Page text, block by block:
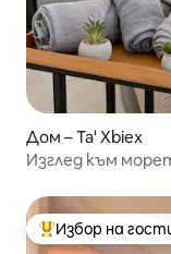
Дом – Ta' Xbiex
Изглед към
Най-популярен
Избор на